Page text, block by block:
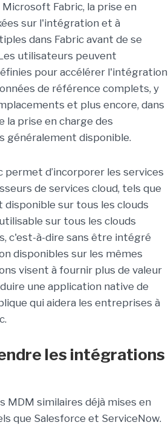
Fabric, la prise en
sur l'intégration et à
dans Fabric avant de se
utilisateurs peuvent
pour accélérer l'intégration
de référence complets, y
et plus encore, dans
la prise en charge des
généralement disponible.
permet d’incorporer les services
de services cloud, tels que
disponible sur tous les clouds
sur tous les clouds
c'est-à-dire sans être intégré
disponibles sur les mêmes
visent à fournir plus de valeur
une application native de
qui aidera les entreprises à
les intégrations
MDM similaires déjà mises en
que Salesforce et ServiceNow.